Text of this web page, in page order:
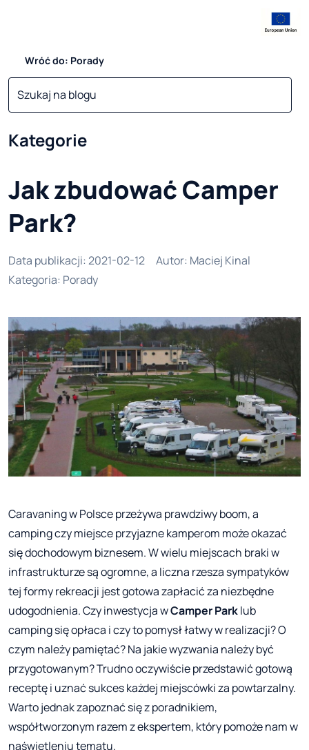
Wróć do: Porady
Kategorie
Jak zbudować Camper
Park?
Data publikacji: 2021-02-12 Autor: Maciej Kinal
Kategoria: Porady
Caravaning w Polsce przeżywa prawdziwy boom, a
camping czy miejsce przyjazne kamperom może okazać
się dochodowym biznesem. W wielu miejscach braki w
infrastrukturze są ogromne, a liczna rzesza sympatyków
tej formy rekreacji jest gotowa zapłacić za niezbędne
udogodnienia. Czy inwestycja wCamper Parklub
camping się opłaca i czy to pomysł łatwy w realizacji? O
czym należy pamiętać? Na jakie wyzwania należy być
przygotowanym? Trudno oczywiście przedstawić gotową
receptę i uznać sukces każdej miejscówki za powtarzalny.
Warto jednak zapoznać się z poradnikiem,
współtworzonym razem z ekspertem, który pomoże nam w
naświetleniu tematu.